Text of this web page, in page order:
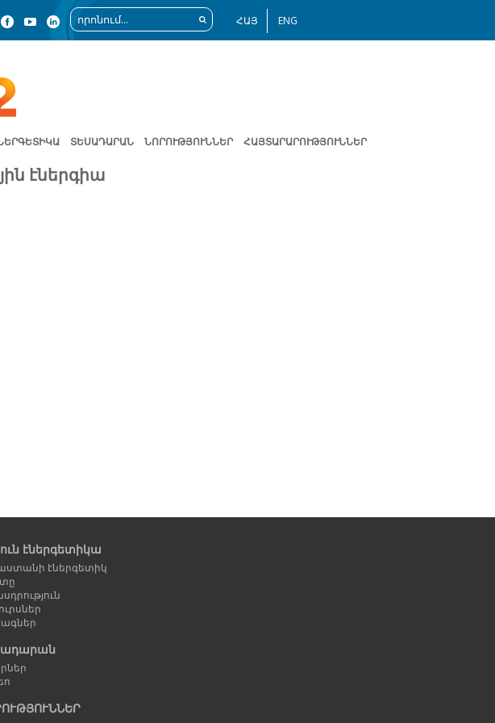
ՀԱՅ ENG
ՏԵՍԱԴԱՐԱՆ ՆՈՐՈՒԹՅՈՒՆՆԵՐ ՀԱՅՏԱՐԱՐՈՒԹՅՈՒՆՆԵՐ
էներգիա
էներգետիկա
էներգետիկ